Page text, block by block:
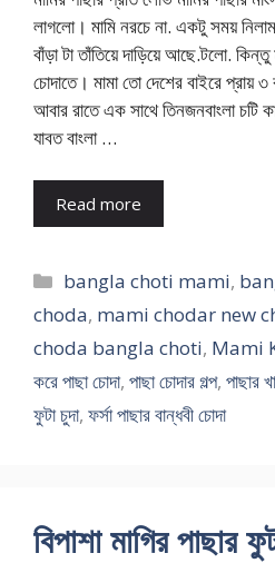
লাগলো। মামি নরচে না. একটু সময়
বাঁড়া টা তাঁতিয়ে দাড়িয়ে আছে.টলো.
চোদাতে। মামা তো দেশের বাইরে প্রায়
আবার রাতে এক সাথে তিনজনবাংলা চটি
যাবত বাংলা …
Read more
Categories
bangla choti mami,
choda, mami chodar new
choda bangla choti, Mami
করে পাছা চোদা, পাছা চোদার গল্প, পাছার
ফুটা চুদা, ফর্সা পাছার বান্ধবী চোদা
বিপাশা মাগির পাছার